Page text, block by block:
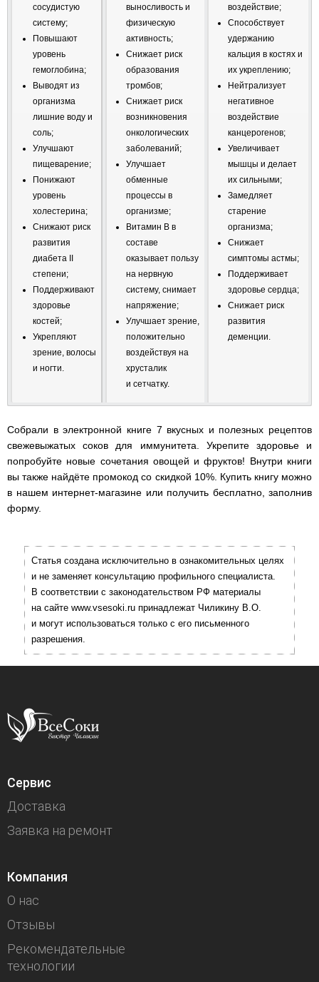
сосудистую
систему;
Повышают
уровень
гемоглобина;
Выводят из
организма
лишние воду и
соль;
Улучшают
пищеварение;
Понижают
уровень
холестерина;
Снижают риск
развития
диабета II
степени;
Поддерживают
здоровье
костей;
Укрепляют
зрение, волосы
и ногти.
выносливость и
физическую
активность;
Снижает риск
образования
тромбов;
Снижает риск
возникновения
онкологических
заболеваний;
Улучшает
обменные
процессы в
организме;
Витамин B в
составе
оказывает пользу
на нервную
систему, снимает
напряжение;
Улучшает зрение,
положительно
воздействуя на
хрусталик
и сетчатку.
воздействие;
Способствует
удержанию
кальция в костях и
их укреплению;
Нейтрализует
негативное
воздействие
канцерогенов;
Увеличивает
мышцы и делает
их сильными;
Замедляет
старение
организма;
Снижает
симптомы астмы;
Поддерживает
здоровье сердца;
Снижает риск
развития
деменции.
Собрали в электронной книге 7 вкусных и полезных рецептов
свежевыжатых соков для иммунитета. Укрепите здоровье и
попробуйте новые сочетания овощей и фруктов! Внутри книги
вы также найдёте промокод со скидкой 10%. Купить книгу можно
в нашем интернет-магазине или получить бесплатно, заполнив
форму.
Статья создана исключительно в ознакомительных целях
и не заменяет консультацию профильного специалиста.
В соответствии с законодательством РФ материалы
на сайте www.vsesoki.ru принадлежат Чиликину В.О.
и могут использоваться только с его письменного
разрешения.
Сервис
Доставка
Заявка на ремонт
Компания
О нас
Отзывы
Рекомендательные
технологии